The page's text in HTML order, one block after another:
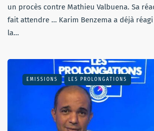
un procès contre Mathieu Valbuena. Sa
fait attendre … Karim Benzema a déjà
la…
EMISSIONS LES PROLONGATIONS